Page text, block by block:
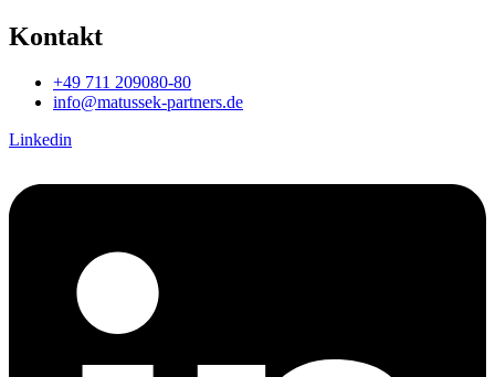
Kontakt
+49 711 209080-80
info@matussek-partners.de
Linkedin